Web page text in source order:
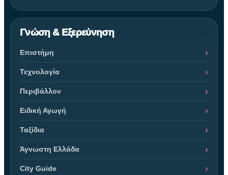
Γνώση & Εξερεύνηση
Επιστήμη
Τεχνολογία
Περιβάλλον
Ειδική Αγωγή
Ταξίδια
Άγνωστη Ελλάδα
City Guide